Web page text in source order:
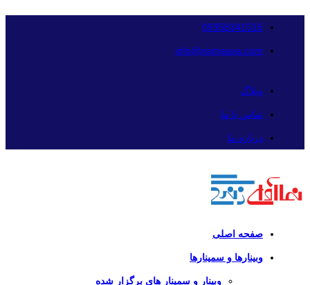
09358341515
info@namaava.com
وبلاگ
تماس با ما
درباره ما
صفحه اصلی
وبینارها و سمینارها
وبینار و سمینار های برگزار شده